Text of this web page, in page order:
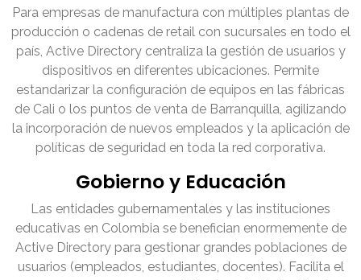
Para empresas de manufactura con múltiples plantas de
producción o cadenas de retail con sucursales en todo el
país, Active Directory centraliza la gestión de usuarios y
dispositivos en diferentes ubicaciones. Permite
estandarizar la configuración de equipos en las fábricas
de Cali o los puntos de venta de Barranquilla, agilizando
la incorporación de nuevos empleados y la aplicación de
políticas de seguridad en toda la red corporativa.
Gobierno y Educación
Las entidades gubernamentales y las instituciones
educativas en Colombia se benefician enormemente de
Active Directory para gestionar grandes poblaciones de
usuarios (empleados, estudiantes, docentes). Facilita el